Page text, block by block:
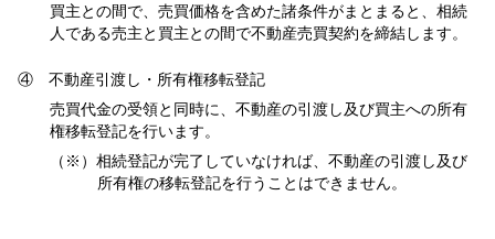
買主との間で、売買価格を含めた諸条件がまとまると、相続
人である売主と買主との間で不動産売買契約を締結します。
④ 不動産引渡し・所有権移転登記
売買代金の受領と同時に、不動産の引渡し及び買主への所有
権移転登記を行います。
（※）相続登記が完了していなければ、不動産の引渡し及び
所有権の移転登記を行うことはできません。